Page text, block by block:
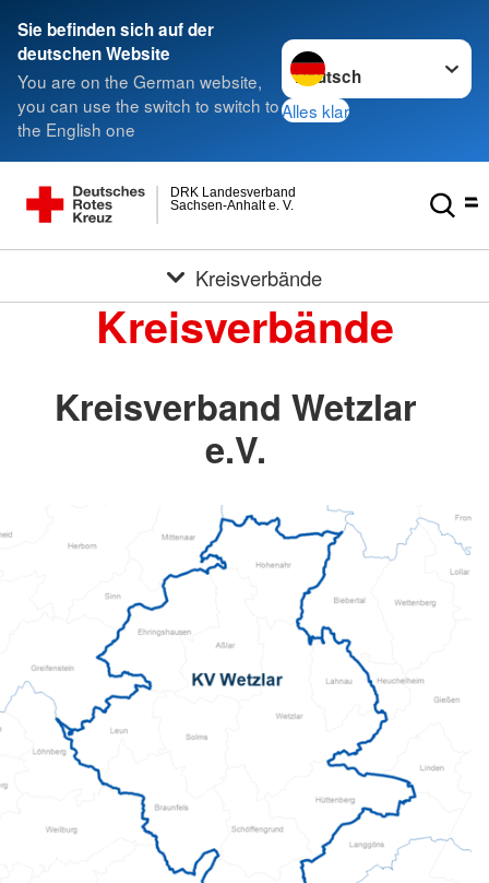
Sie befinden sich auf der
deutschen Website
You are on the German website,
you can use the switch to switch to
the English one
Sprache wechseln zu
Alles klar
Sachsen-Anhalt e. V.
DRK Landesverband
Kreisverbände
Kreisverbände
Kreisverband Wetzlar
e.V.